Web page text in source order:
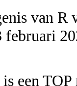
februari
een